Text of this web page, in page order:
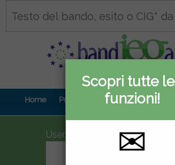
Informativa
privacy
Scopri tutte le
funzioni!
✉
Home Prova gratuita Contenuti
UserID